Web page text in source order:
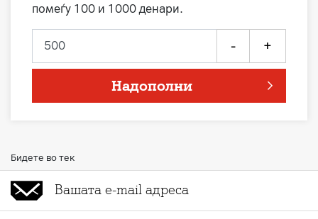
помеѓу 100 и 1000 денари.
- +
Надополни
Бидете во тек